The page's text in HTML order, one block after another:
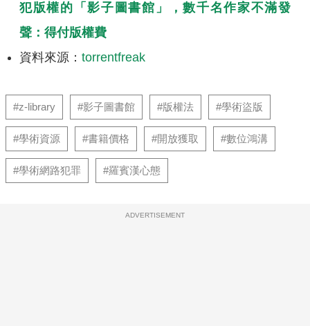
犯版權的「影子圖書館」，數千名作家不滿發
聲：得付版權費
資料來源： torrentfreak
#z-library #影子圖書館 #版權法 #學術盜版
#學術資源 #書籍價格 #開放獲取 #數位鴻溝
#學術網路犯罪 #羅賓漢心態
ADVERTISEMENT